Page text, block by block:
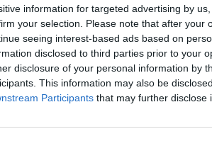
information for targeted advertising by
your selection. Please note that after your
seeing interest-based ads based on
disclosed to third parties prior to your
disclosure of your personal information by
This information may also be
Participants that may further disclose
em Murça por 5-0, num jogo sem
Márcio e João Pinto. A equipa de Flávio
viva a luta pelo título.
4-1. Hugo bisou, enquanto Carriço e
um auto golo de Migalhas.